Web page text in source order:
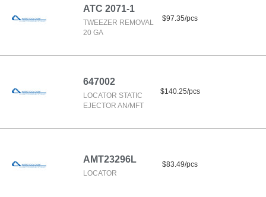
ATC 2071-1
TWEEZER REMOVAL
20 GA
$97.35/pcs
647002
LOCATOR STATIC
EJECTOR AN/MFT
$140.25/pcs
AMT23296L
LOCATOR
$83.49/pcs